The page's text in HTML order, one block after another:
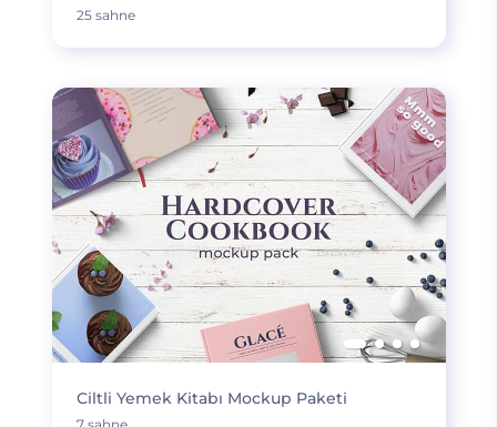
25 sahne
Ciltli Yemek Kitabı Mockup Paketi